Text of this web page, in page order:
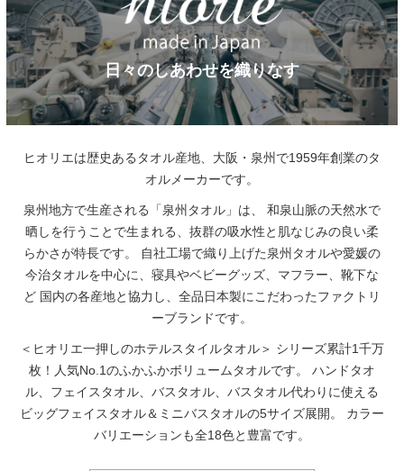
日々のしあわせを織りなす
ヒオリエは歴史あるタオル産地、大阪・泉州で1959年創業のタ
オルメーカーです。
泉州地方で生産される「泉州タオル」は、
和泉山脈の天然水で
晒しを行うことで生まれる、抜群の吸水性と肌なじみの良い柔
らかさが特長です。
自社工場で織り上げた泉州タオルや愛媛の
今治タオルを中心に、寝具やベビーグッズ、マフラー、靴下な
ど 国内の各産地と協力し、全品日本製にこだわったファクトリ
ーブランドです。
＜ヒオリエ一押しのホテルスタイルタオル＞ シリーズ累計1千万
枚！人気No.1のふかふかボリュームタオルです。
ハンドタオ
ル、フェイスタオル、バスタオル、バスタオル代わりに使える
ビッグフェイスタオル＆ミニバスタオルの5サイズ展開。
カラー
バリエーションも全18色と豊富です。